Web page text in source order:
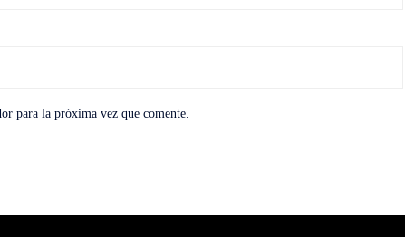
para la próxima vez que comente.